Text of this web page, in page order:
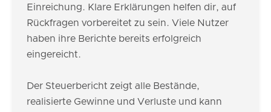
Einreichung. Klare Erklärungen helfen dir, auf
Rückfragen vorbereitet zu sein. Viele Nutzer
haben ihre Berichte bereits erfolgreich
eingereicht.
Der Steuerbericht zeigt alle Bestände,
realisierte Gewinne und Verluste und kann